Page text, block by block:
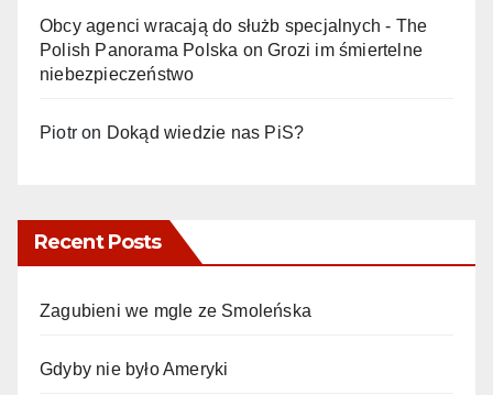
Obcy agenci wracają do służb specjalnych - The
Polish Panorama Polska onGrozi im śmiertelne
niebezpieczeństwo
Piotr on Dokąd wiedzie nas PiS?
Recent Posts
Zagubieni we mgle ze Smoleńska
Gdyby nie było Ameryki